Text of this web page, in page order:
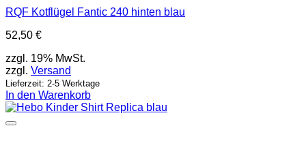
RQF Kotflügel Fantic 240 hinten blau
52,50 €
zzgl. 19% MwSt.
zzgl. Versand
Lieferzeit: 2-5 Werktage
In den Warenkorb